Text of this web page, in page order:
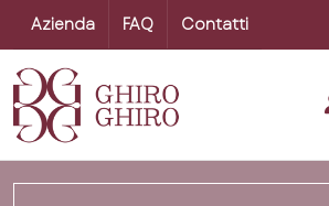
Azienda FAQ Contatti